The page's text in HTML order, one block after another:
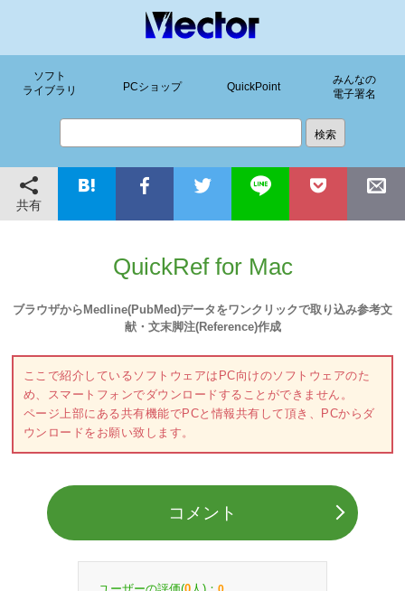
ソフト
ライブラリ
PCショップ QuickPoint
みんなの
電子署名
共有
QuickRef for Mac
ブラウザからMedline(PubMed)データをワンクリックで取り込み参考文
献・文末脚注(Reference)作成
ここで紹介しているソフトウェアはPC向けのソフトウェアのた
め、スマートフォンでダウンロードすることができません。
ページ上部にある共有機能でPCと情報共有して頂き、PCからダ
ウンロードをお願い致します。
コメント